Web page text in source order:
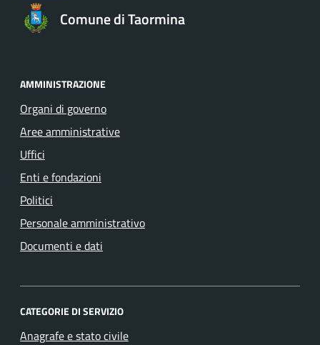
Comune di Taormina
AMMINISTRAZIONE
Organi di governo
Aree amministrative
Uffici
Enti e fondazioni
Politici
Personale amministrativo
Documenti e dati
CATEGORIE DI SERVIZIO
Anagrafe e stato civile